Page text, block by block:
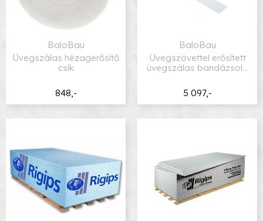
848,-
BaloBau
Üvegszálas hézagerősítő
csík
5 097,-
BaloBau
Üvegszövettel erősített
üvegszálas bandázsoló